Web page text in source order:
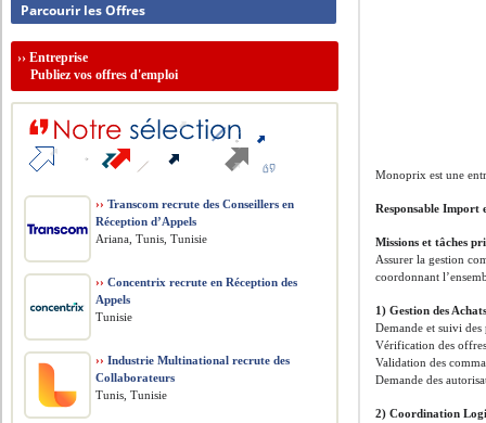
Monoprix est une
Responsable Import
Missions et tâches
Assurer la gestion
coordonnant
1) Gestion des
Demande et suivi
Vérification des
Validation des
Demande des
2) Coordination
Parcourir les Offres
››Entreprise
Publiez vos offres d'emploi
›› Transcom recrute des Conseillers en
Réception d’Appels
Ariana, Tunis, Tunisie
›› Concentrix recrute en Réception des
Appels
Tunisie
›› Industrie Multinational recrute des
Collaborateurs
Tunis, Tunisie